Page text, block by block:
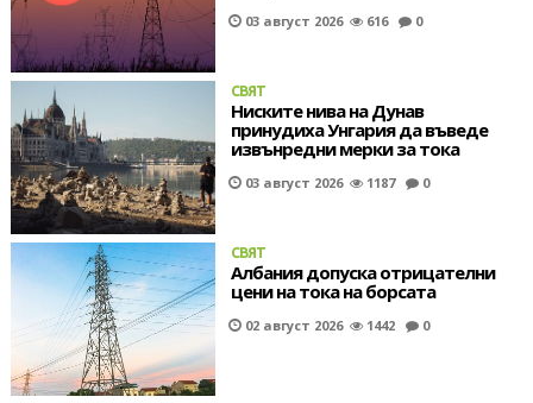
03 август 2026 616 0
СВЯТ
Ниските нива на Дунав
принудиха Унгария да въведе
извънредни мерки за тока
03 август 2026 1187 0
СВЯТ
Албания допуска отрицателни
цени на тока на борсата
02 август 2026 1442 0